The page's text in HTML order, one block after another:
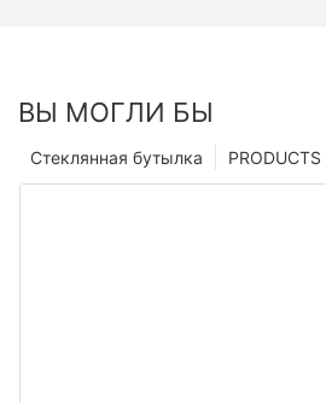
ВЫ МОГЛИ БЫ
PRODUCTS
Стеклянная бутылка